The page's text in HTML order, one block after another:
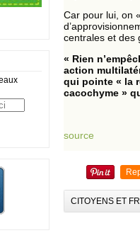
Car pour lui, on
centrales et des
« Rien
action
qui pointe « la
cacochyme »
source
CITOYENS ET